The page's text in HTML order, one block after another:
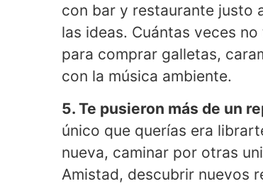
con bar y restaurante justo
las ideas. Cuántas veces
para comprar galletas,
con la música ambiente.
5. Te pusieron más de un
único que querías era
nueva, caminar por otras
Amistad, descubrir nuevos